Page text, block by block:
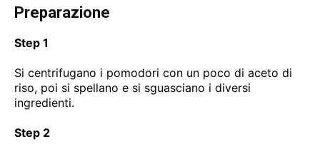
Preparazione
Step 1
Si centrifugano i pomodori con un poco di aceto di
riso, poi si spellano e si sguasciano i diversi
ingredienti.
Step 2